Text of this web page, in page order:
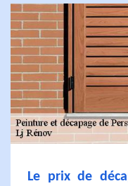
Le prix de